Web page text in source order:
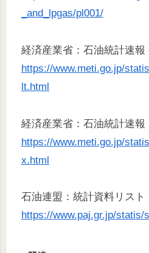
_and_lpgas/pl001/
経済産業省：石油統計速報
https://www.meti.go.jp/
lt.html
経済産業省：石油統計速報
https://www.meti.go.jp/
x.html
石油連盟：統計資料リスト
https://www.paj.gr.jp/statis/